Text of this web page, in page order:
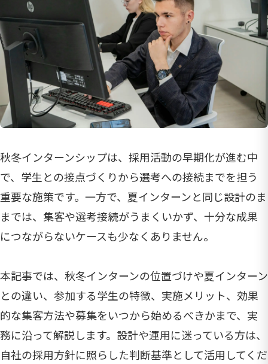
秋冬インターンシップは、採用活動の早期化が進む中
で、学生との接点づくりから選考への接続までを担う
重要な施策です。一方で、夏インターンと同じ設計のま
までは、集客や選考接続がうまくいかず、十分な成果
につながらないケースも少なくありません。
本記事では、秋冬インターンの位置づけや夏インターン
との違い、参加する学生の特徴、実施メリット、効果
的な集客方法や募集をいつから始めるべきかまで、実
務に沿って解説します。設計や運用に迷っている方は、
自社の採用方針に照らした判断基準として活用してくだ